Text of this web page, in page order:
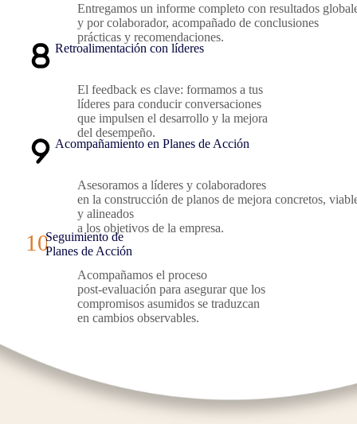
Entregamos un informe completo con resultados
y por colaborador, acompañado de conclusiones
prácticas y recomendaciones.
Retroalimentación con líderes
El feedback es clave: formamos a tus
líderes para conducir conversaciones
que impulsen el desarrollo y la mejora
del desempeño.
Acompañamiento en Planes de Acción
Asesoramos a líderes y colaboradores
en la construcción de planos de mejora concretos,
y alineados
a los objetivos de la empresa.
10Seguimiento de
Planes de Acción
Acompañamos el proceso
post-evaluación para asegurar que los
compromisos asumidos se traduzcan
en cambios observables.